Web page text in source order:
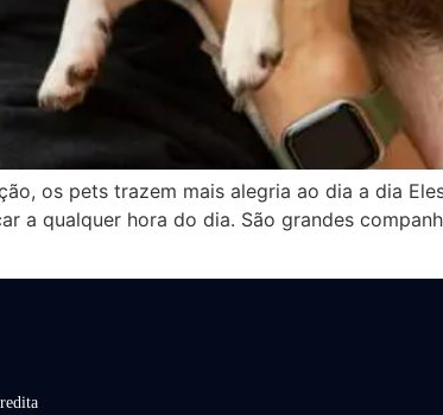
os pets trazem mais alegria ao dia a dia
a qualquer hora do dia. São grandes